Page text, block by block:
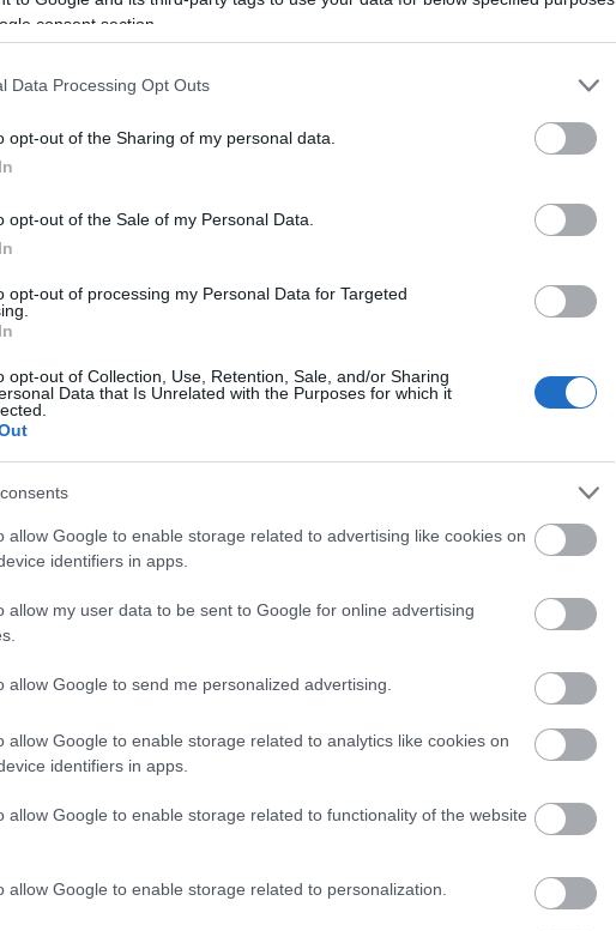
consent section.
Data Processing Opt Outs
opt-out of the Sharing of my personal data.
opt-out of the Sale of my Personal Data.
opt-out of processing my Personal Data for Targeted
opt-out of Collection, Use, Retention, Sale, and/or Sharing
Data that Is Unrelated with the Purposes for which it
allow Google to enable storage related to advertising like cookies on
identifiers in apps.
allow my user data to be sent to Google for online advertising
allow Google to send me personalized advertising.
allow Google to enable storage related to analytics like cookies on
identifiers in apps.
allow Google to enable storage related to functionality of the website
allow Google to enable storage related to personalization.
cigarettával (André Kertész fotója)
kiemelte André Kertész (1894-1985)
licitáltak. A 30 ezer forintos összegről indult
Viszonylag nagy volt az érdeklődés Alfons
66 ezer forint volt a kikiáltási ára, a képet 71
licitet Eifert János
el, a kikiáltási ár tízszeresét, 50 ezer forintot
még a népszerű brit fotográfusnak, Brian
készített felvétele, a képen a zenészek
közül a legmagasabb kikiáltásról, 590 ezer
nem kelt el - hangsúlyozta az ügyvezető.
Wagnert és Beethovent ábrázoló
ezer forinttól lehetett licitálni, de az archaikus
készült képek iránt nem volt érdeklődés.